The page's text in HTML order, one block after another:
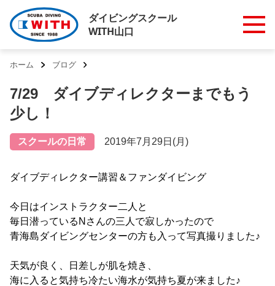
ダイビングスクール
WITH山口
ホーム ブログ
7/29 ダイブディレクターまでもう
少し！
スクールの日常 2019年7月29日(月)
ダイブディレクター講習＆ファンダイビング
今日はインストラクター二人と
毎日潜っているNさんの三人で寂しかったので
青海島ダイビングセンターの方も入って写真撮りました♪
天気が良く、日差しが肌を焼き、
海に入ると気持ち冷たい海水が気持ち夏が来ました♪